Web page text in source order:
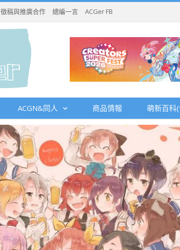
徵稿與推廣合作 總編一言 ACGer FB
ACGN&同人 商品情報 萌新百科